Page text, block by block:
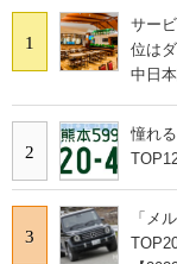
1
サー
位は
中日本
2
憧れ
3
「メ